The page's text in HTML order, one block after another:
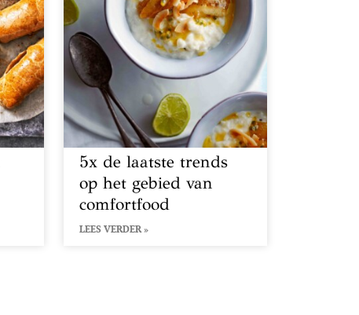
5x de laatste trends
op het gebied van
comfortfood
LEES VERDER »